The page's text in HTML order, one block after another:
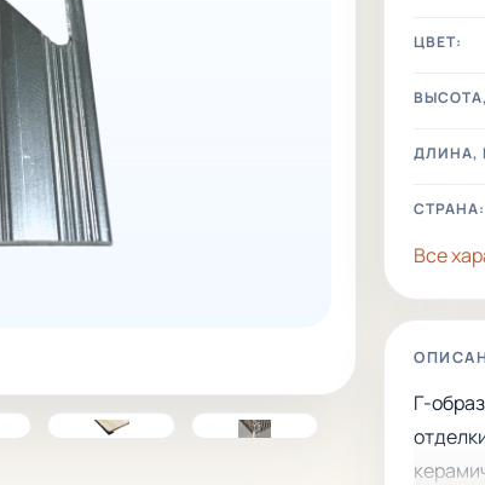
ЦВЕТ:
ДЛИНА,
СТРАНА:
Все
Г-